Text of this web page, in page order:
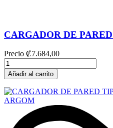
CARGADOR DE
Precio ₡7.684,00
Añadir al carrito